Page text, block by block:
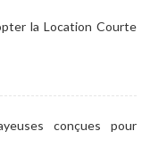
la Location Courte
conçues pour